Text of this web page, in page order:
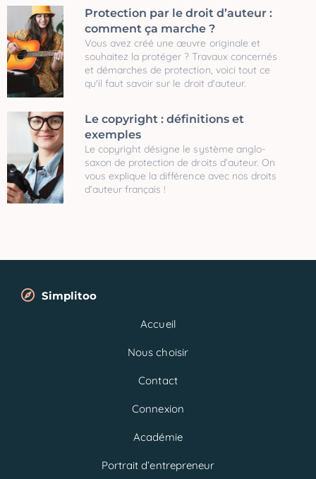
Protection par le droit d’auteur :
comment ça marche ?
Vous avez créé une œuvre originale et
souhaitez la protéger ? Travaux concernés
et démarches de protection, voici tout ce
qu'il faut savoir sur le droit d'auteur.
Le copyright : définitions et
exemples
Le copyright désigne le système anglo-
saxon de protection de droits d’auteur. On
vous explique la différence avec nos droits
d’auteur français !
Simplitoo
Accueil
Nous choisir
Contact
Connexion
Académie
Portrait d’entrepreneur